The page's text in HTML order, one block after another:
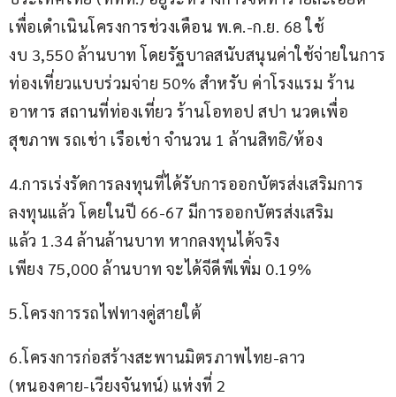
เพื่อเดำเนินโครงการช่วงเดือน พ.ค.-ก.ย. 68 ใช้
งบ 3,550 ล้านบาท โดยรัฐบาลสนับสนุนค่าใช้จ่ายในการ
ท่องเที่ยวแบบร่วมจ่าย 50% สำหรับ ค่าโรงแรม ร้าน
อาหาร สถานที่ท่องเที่ยว ร้านโอทอป สปา นวดเพื่อ
สุขภาพ รถเช่า เรือเช่า จำนวน 1 ล้านสิทธิ/ห้อง
4.การเร่งรัดการลงทุนที่ได้รับการออกบัตรส่งเสริมการ
ลงทุนแล้ว โดยในปี 66-67 มีการออกบัตรส่งเสริม
แล้ว 1.34 ล้านล้านบาท หากลงทุนได้จริง
เพียง 75,000 ล้านบาท จะได้จีดีพีเพิ่ม 0.19%
5.โครงการรถไฟทางคู่สายใต้
6.โครงการก่อสร้างสะพานมิตรภาพไทย-ลาว
(หนองคาย-เวียงจันทน์) แห่งที่ 2